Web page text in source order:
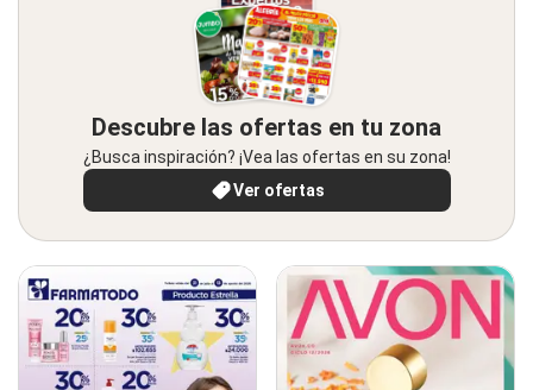
Descubre las ofertas en tu zona
¿Busca inspiración? ¡Vea las ofertas en su zona!
Ver ofertas